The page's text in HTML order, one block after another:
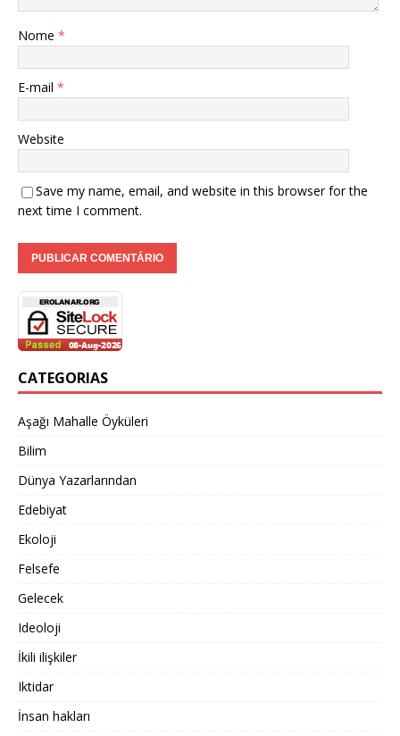
Nome *
E-mail *
Website
Save my name, email, and website in this browser for the
next time I comment.
CATEGORIAS
Aşağı Mahalle Öyküleri
Bilim
Dünya Yazarlarından
Edebiyat
Ekoloji
Felsefe
Gelecek
Ideoloji
İkili ilişkiler
Iktidar
İnsan hakları